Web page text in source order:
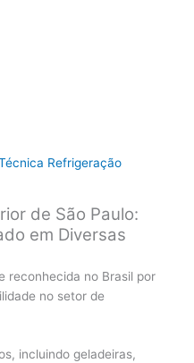
Refrigeração
de São Paulo:
em Diversas
reconhecida no Brasil por
no setor de
incluindo geladeiras,